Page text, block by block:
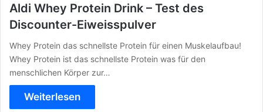
Aldi Whey Protein Drink – Test des
Discounter-Eiweisspulver
Whey Protein das schnellste Protein für einen Muskelaufbau!
Whey Protein ist das schnellste Protein was für den
menschlichen Körper zur…
Weiterlesen